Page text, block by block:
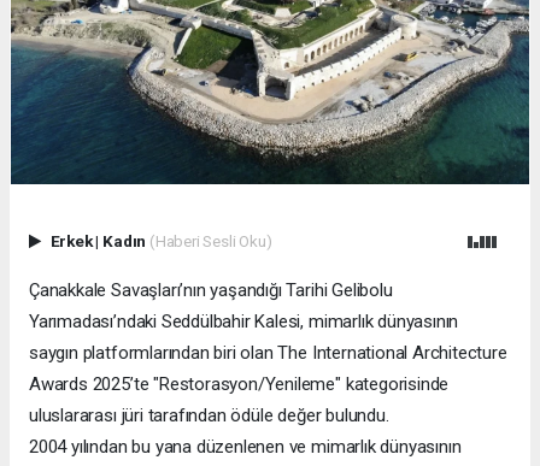
Erkek| Kadın (Haberi Sesli Oku)
Çanakkale Savaşları’nın yaşandığı Tarihi Gelibolu
Yarımadası’ndaki Seddülbahir Kalesi, mimarlık dünyasının
saygın platformlarından biri olan The International Architecture
Awards 2025’te "Restorasyon/Yenileme" kategorisinde
uluslararası jüri tarafından ödüle değer bulundu.
2004 yılından bu yana düzenlenen ve mimarlık dünyasının